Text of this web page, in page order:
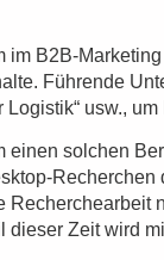
im B2B-
Führende
Logistik“ usw.,
einen solchen
Recherchen
Recherchearbeit
dieser Zeit wird